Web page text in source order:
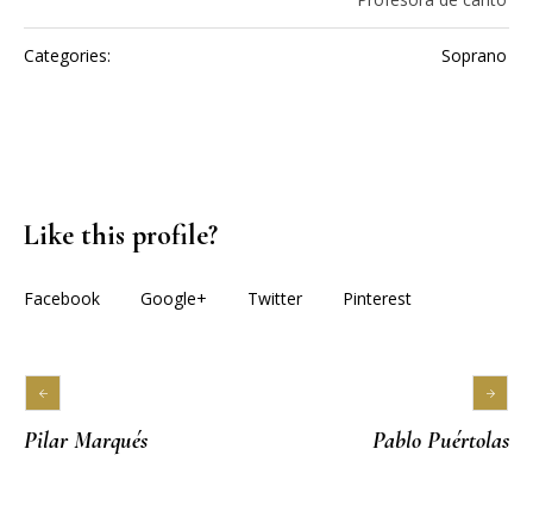
Categories: Soprano
Like this profile?
Facebook Google+ Twitter Pinterest
Pilar Marqués Pablo Puértolas